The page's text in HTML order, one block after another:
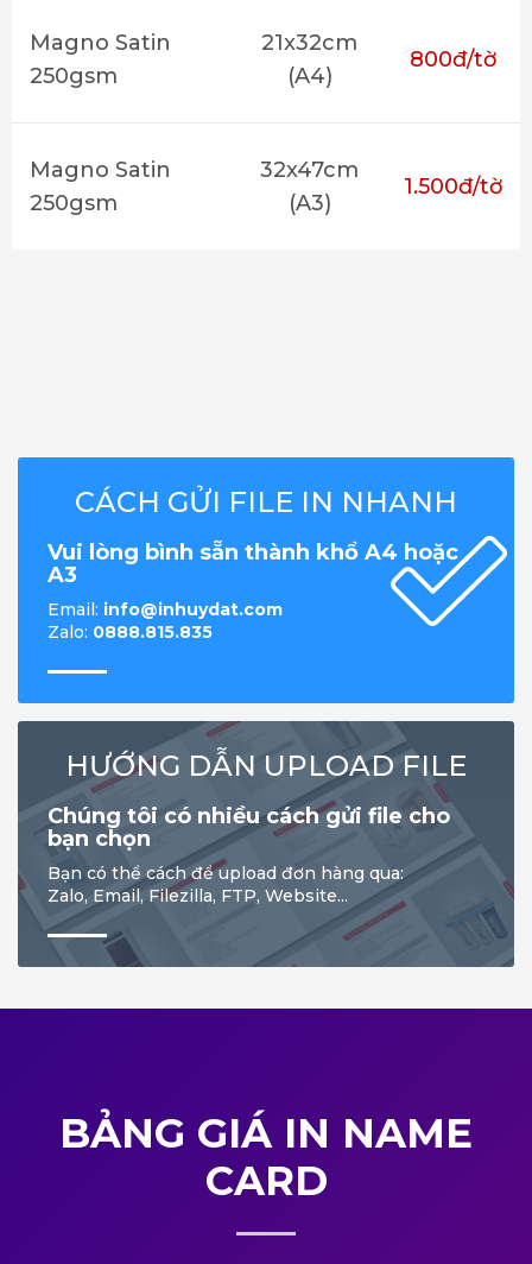
Magno Satin
250gsm
21x32cm
(A4)
800đ/tờ
Magno Satin
250gsm
32x47cm
(A3)
1.500đ/tờ
CÁCH GỬI FILE IN NHANH
Vui lòng bình sẵn thành khổ A4 hoặc
A3
Email: info@inhuydat.com
Zalo: 0888.815.835
HƯỚNG DẪN UPLOAD FILE
Chúng tôi có nhiều cách gửi file cho
bạn chọn
Bạn có thể cách để upload đơn hàng qua:
Zalo, Email, Filezilla, FTP, Website...
BẢNG GIÁ IN NAME
CARD